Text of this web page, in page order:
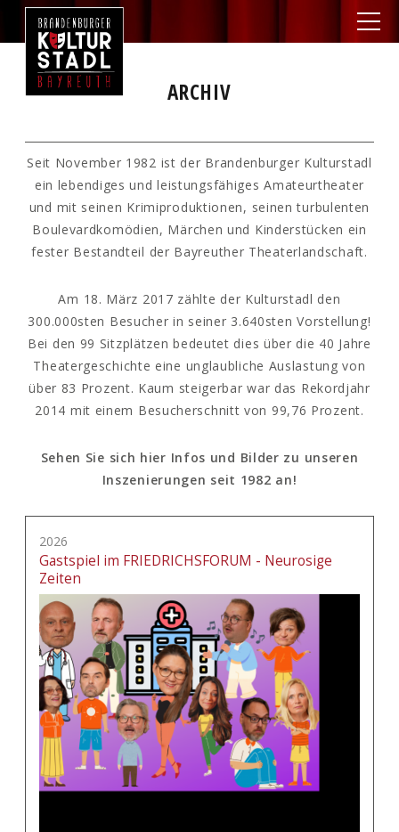
ARCHIV
Seit November 1982 ist der Brandenburger Kulturstadl
ein lebendiges und leistungsfähiges Amateurtheater
und mit seinen Krimiproduktionen, seinen turbulenten
Boulevardkomödien, Märchen und Kinderstücken ein
fester Bestandteil der Bayreuther Theaterlandschaft.
Am 18. März 2017 zählte der Kulturstadl den
300.000sten Besucher in seiner 3.640sten Vorstellung!
Bei den 99 Sitzplätzen bedeutet dies über die 40 Jahre
Theatergeschichte eine unglaubliche Auslastung von
über 83 Prozent. Kaum steigerbar war das Rekordjahr
2014 mit einem Besucherschnitt von 99,76 Prozent.
Sehen Sie sich hier Infos und Bilder zu unseren
Inszenierungen seit 1982 an!
2026
Gastspiel im FRIEDRICHSFORUM - Neurosige
Zeiten